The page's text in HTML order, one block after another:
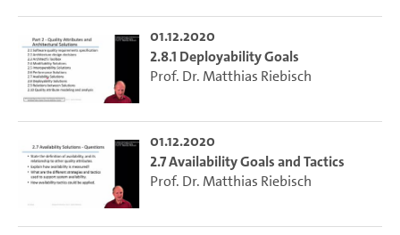
01.12.2020
2.8.1 Deployability Goals
Prof. Dr. Matthias Riebisch
01.12.2020
2.7 Availability Goals and Tactics
Prof. Dr. Matthias Riebisch